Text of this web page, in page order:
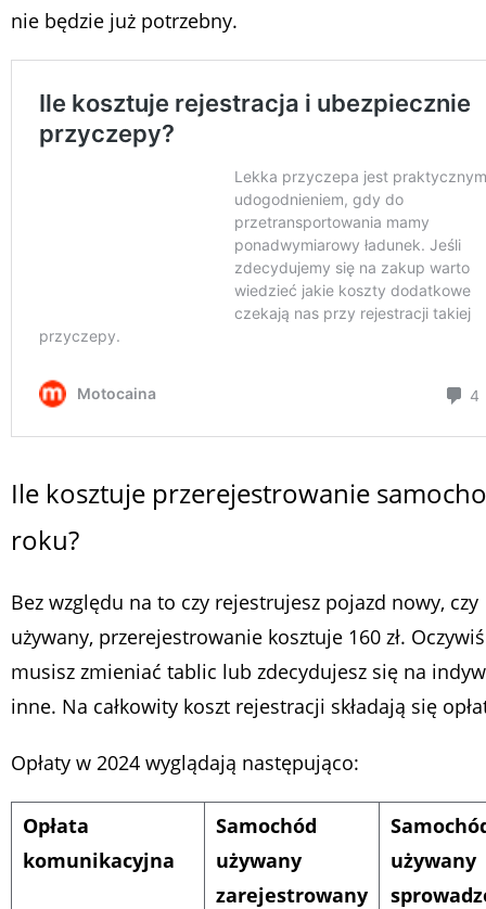
nie będzie już potrzebny.
Ile kosztuje przerejestrowanie
roku?
Bez względu na to czy rejestrujesz pojazd nowy, czy
używany, przerejestrowanie kosztuje 160 zł.
musisz zmieniać tablic lub zdecydujesz się na
inne. Na całkowity koszt rejestracji składają się
Opłaty w 2024 wyglądają następująco:
Opłata
komunikacyjna
Samochód
używany
zarejestrowany
używany